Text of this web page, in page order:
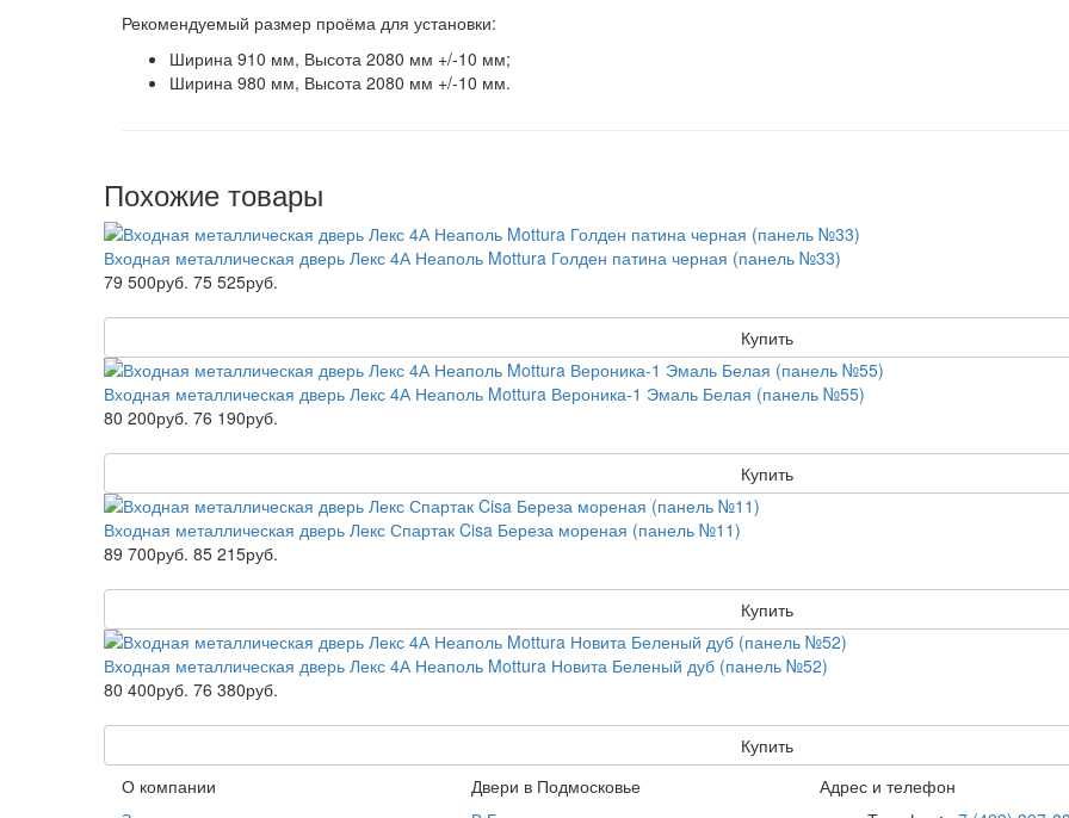
Рекомендуемый размер проёма для установки:
Ширина 910 мм, Высота 2080 мм +/-10 мм;
Ширина 980 мм, Высота 2080 мм +/-10 мм.
Похожие товары
Входная металлическая дверь Лекс 4А Неаполь Mottura Голден патина черная (панель №33)
79 500руб. 75 525руб.
Купить
Входная металлическая дверь Лекс 4А Неаполь Mottura Вероника-1 Эмаль Белая (панель №55)
80 200руб. 76 190руб.
Купить
Входная металлическая дверь Лекс Спартак Cisa Береза мореная (панель №11)
89 700руб. 85 215руб.
Купить
Входная металлическая дверь Лекс 4А Неаполь Mottura Новита Беленый дуб (панель №52)
80 400руб. 76 380руб.
Купить
О компании
Двери в Подмосковье
Адрес и телефон